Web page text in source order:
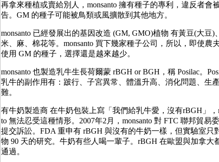
再拿來種植或賣給別人，monsanto 擁有種子的專利，違反者會
告。GM 的種子可能被鳥類或風擴散到其他地方。
monsanto 已經發展出的基因改造 (GM, GMO)植物 有黃豆(大豆)
米、麻、棉花等。monsanto 買下幾家種子公司，所以，即使農
使用 GM 的種子，選擇還是越來越少。
monsanto 也製造乳牛生長荷爾蒙 rBGH or BGH，稱 Posilac。
乳牛的副作用有：跛行、子宮異常、體溫升高、消化問題、生
難。
有牛奶製造商 在牛奶包裝上寫「我們給乳牛愛，沒有rBGH」，
to 無法忍受這種情形。2007年2月，monsanto 對 FTC 聯邦貿易
提交訴訟。FDA 重申有 rBGH 與沒有的牛奶一樣，但實驗室只
物 90 天的研究。牛奶有些人喝一輩子。rBGH 在歐盟與加拿大
通過。